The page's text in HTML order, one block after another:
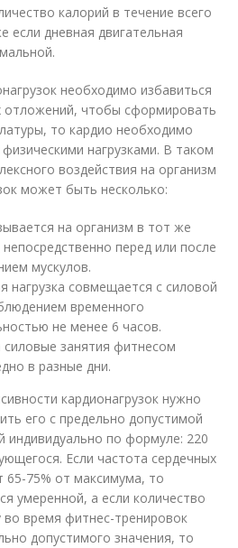
калорий в течение всего
если дневная двигательная
необходимо избавиться
чтобы сформировать
то кардио необходимо
нагрузками. В таком
воздействия на организм
может быть несколько:
на организм в тот же
перед или после
мускулов.
нагрузка совмещается с силовой
временного
не менее 6 часов.
силовые занятия фитнесом
в разные дни.
кардионагрузок нужно
его с предельно допустимой
индивидуально по формуле: 220
Если частота сердечных
65-75% от максимума, то
умеренной, а если количество
во время фитнес-тренировок
допустимого значения, то